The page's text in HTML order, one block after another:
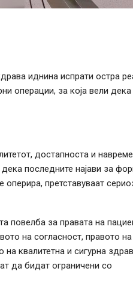
иднина испрати остра
операции, за која вели
достапноста и
последните најави за
оперира, претставуваат
повелба за правата на
на согласност, правото
квалитетна и сигурна
да бидат ограничени со